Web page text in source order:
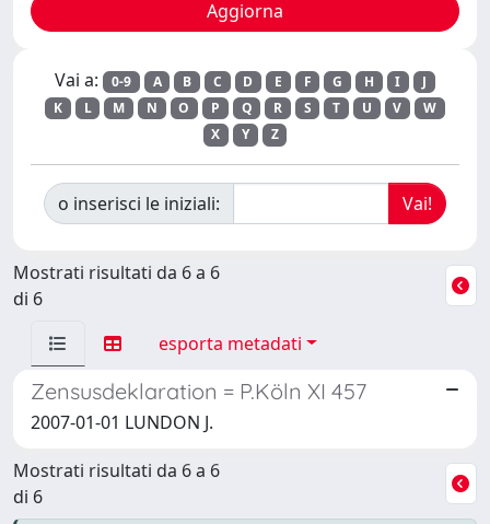
Vai a: 0-9 A B C D E F G H I
J
K
L M N O P Q R S T U V
W
X
Y Z
o inserisci le iniziali:
Mostrati risultati da 6 a 6
di 6
esporta metadati
Zensusdeklaration = P.Köln XI 457
2007-01-01 LUNDON J.
Mostrati risultati da 6 a 6
di 6